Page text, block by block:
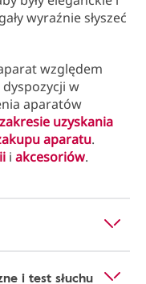
wyraźnie słyszeć
względem
w
aparatów
uzyskania
aparatu.
i akcesoriów.
i test słuchu